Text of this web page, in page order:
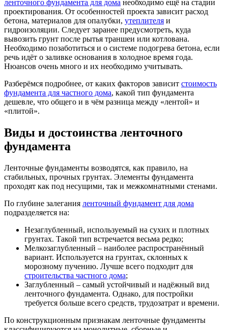
ленточного фундамента для дома необходимо ещё на стадии
проектирования. От особенностей проекта зависит расход
бетона, материалов для опалубки, утеплителя и
гидроизоляции. Следует заранее предусмотреть, куда
вывозить грунт после рытья траншеи или котлована.
Необходимо позаботиться и о системе подогрева бетона, если
речь идёт о заливке основания в холодное время года.
Нюансов очень много и их необходимо учитывать.
Разберёмся подробнее, от каких факторов зависит стоимость
фундамента для частного дома, какой тип фундамента
дешевле, что общего и в чём разница между «лентой» и
«плитой».
Виды и достоинства ленточного
фундамента
Ленточные фундаменты возводятся, как правило, на
стабильных, прочных грунтах. Элементы фундамента
проходят как под несущими, так и межкомнатными стенами.
По глубине залегания ленточный фундамент для дома
подразделяется на:
Незаглубленный, используемый на сухих и плотных
грунтах. Такой тип встречается весьма редко;
Мелкозаглубленный – наиболее распространённый
вариант. Используется на грунтах, склонных к
морозному пучению. Лучше всего подходит для
строительства частного дома;
Заглубленный – самый устойчивый и надёжный вид
ленточного фундамента. Однако, для постройки
требуется больше всего средств, трудозатрат и времени.
По конструкционным признакам ленточные фундаменты